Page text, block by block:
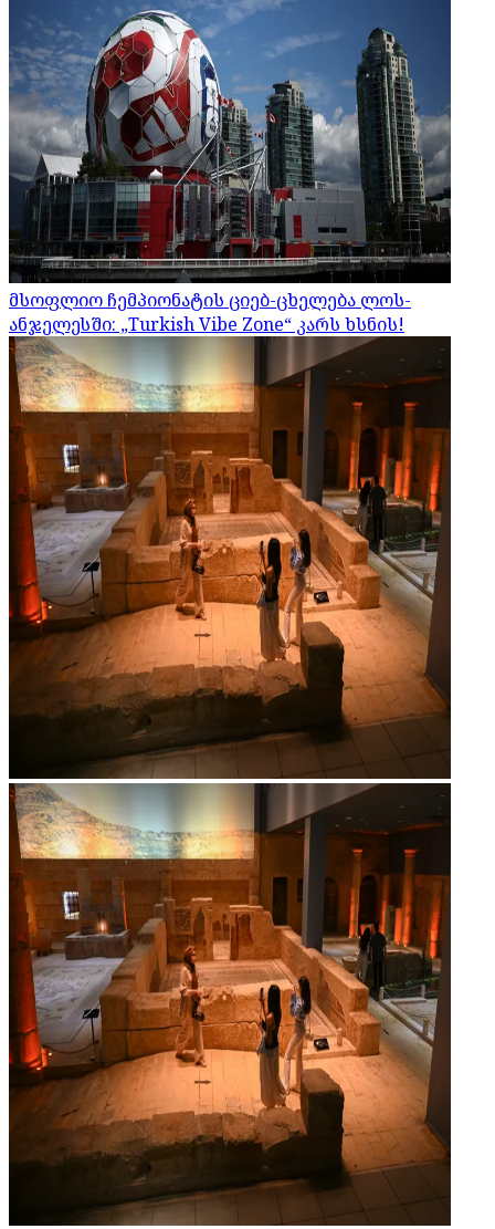
მსოფლიო ჩემპიონატის ციებ-ცხელება ლოს-
ანჯელესში: „Turkish Vibe Zone“ კარს ხსნის!